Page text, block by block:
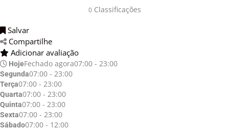
0Classificações
Salvar
Compartilhe
Adicionar avaliação
HojeFechado agora07:00 - 23:00
Segunda07:00 - 23:00
Terça07:00 - 23:00
Quarta07:00 - 23:00
Quinta07:00 - 23:00
Sexta07:00 - 23:00
Sábado07:00 - 12:00